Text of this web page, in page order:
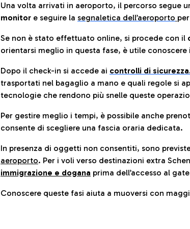
Una volta arrivati in aeroporto, il percorso segue
monitor e seguire la segnaletica dell’aeroporto
Se non è stato effettuato online, si procede con il
orientarsi meglio in questa fase, è utile conoscere
Dopo il check-in si accede ai controlli di
trasportati nel bagaglio a mano e quali regole si
tecnologie che rendono più snelle queste
Per gestire meglio i tempi, è possibile anche
consente di scegliere una fascia oraria dedicata.
In presenza di oggetti non consentiti, sono
aeroporto. Per i voli verso destinazioni extra
immigrazione e dogana prima dell’accesso al
Conoscere queste fasi aiuta a muoversi con